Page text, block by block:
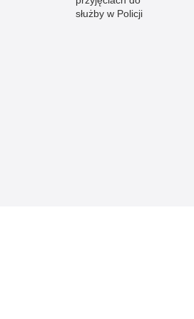
służby w Policji